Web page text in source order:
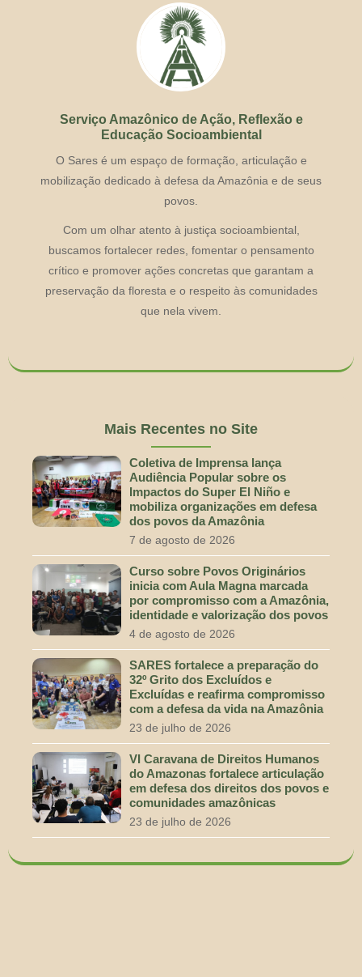
Serviço Amazônico de Ação, Reflexão e
Educação Socioambiental
O Sares é um espaço de formação, articulação e
mobilização dedicado à defesa da Amazônia e de seus
povos.
Com um olhar atento à justiça socioambiental,
buscamos fortalecer redes, fomentar o pensamento
crítico e promover ações concretas que garantam a
preservação da floresta e o respeito às comunidades
que nela vivem.
Mais Recentes no Site
Coletiva de Imprensa lança
Audiência Popular sobre os
Impactos do Super El Niño e
mobiliza organizações em defesa
dos povos da Amazônia
7 de agosto de 2026
Curso sobre Povos Originários
inicia com Aula Magna marcada
por compromisso com a Amazônia,
identidade e valorização dos povos
4 de agosto de 2026
SARES fortalece a preparação do
32º Grito dos Excluídos e
Excluídas e reafirma compromisso
com a defesa da vida na Amazônia
23 de julho de 2026
VI Caravana de Direitos Humanos
do Amazonas fortalece articulação
em defesa dos direitos dos povos e
comunidades amazônicas
23 de julho de 2026